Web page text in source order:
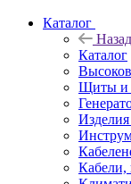
Каталог
Назад
Каталог
Щиты и
Кабели,